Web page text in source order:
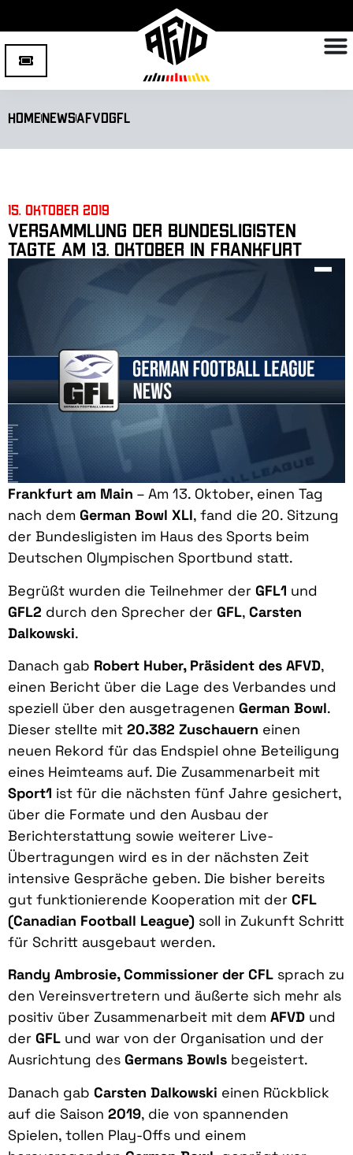
HomeNewsAFVDGFL
15. Oktober 2019
Versammlung der Bundesligisten
tagte am 13. Oktober in Frankfurt
Frankfurt am Main – Am 13. Oktober, einen Tag
nach dem German Bowl XLI, fand die 20. Sitzung
der Bundesligisten im Haus des Sports beim
Deutschen Olympischen Sportbund statt.
Begrüßt wurden die Teilnehmer der GFL1 und
GFL2 durch den Sprecher der GFL, Carsten
Dalkowski.
Danach gab Robert Huber, Präsident des AFVD,
einen Bericht über die Lage des Verbandes und
speziell über den ausgetragenen German Bowl.
Dieser stellte mit 20.382 Zuschauern einen
neuen Rekord für das Endspiel ohne Beteiligung
eines Heimteams auf. Die Zusammenarbeit mit
Sport1 ist für die nächsten fünf Jahre gesichert,
über die Formate und den Ausbau der
Berichterstattung sowie weiterer Live-
Übertragungen wird es in der nächsten Zeit
intensive Gespräche geben. Die bisher bereits
gut funktionierende Kooperation mit der CFL
(Canadian Football League) soll in Zukunft Schritt
für Schritt ausgebaut werden.
Randy Ambrosie, Commissioner der CFL sprach zu
den Vereinsvertretern und äußerte sich mehr als
positiv über Zusammenarbeit mit dem AFVD und
der GFL und war von der Organisation und der
Ausrichtung des Germans Bowls begeistert.
Danach gab Carsten Dalkowski einen Rückblick
auf die Saison 2019, die von spannenden
Spielen, tollen Play-Offs und einem